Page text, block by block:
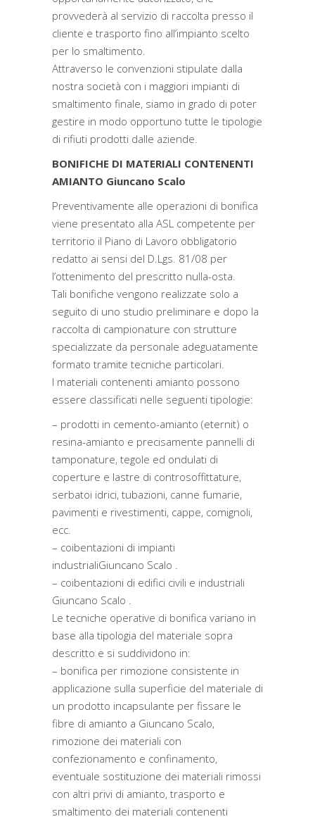
provvederà al servizio di raccolta presso il
cliente e trasporto fino all’impianto scelto
per lo smaltimento.
Attraverso le convenzioni stipulate dalla
nostra società con i maggiori impianti di
smaltimento finale, siamo in grado di poter
gestire in modo opportuno tutte le tipologie
di rifiuti prodotti dalle aziende.
BONIFICHE DI MATERIALI CONTENENTI
AMIANTO Giuncano Scalo
Preventivamente alle operazioni di bonifica
viene presentato alla ASL competente per
territorio il Piano di Lavoro obbligatorio
redatto ai sensi del D.Lgs. 81/08 per
l’ottenimento del prescritto nulla-osta.
Tali bonifiche vengono realizzate solo a
seguito di uno studio preliminare e dopo la
raccolta di campionature con strutture
specializzate da personale adeguatamente
formato tramite tecniche particolari.
I materiali contenenti amianto possono
essere classificati nelle seguenti tipologie:
– prodotti in cemento-amianto (eternit) o
resina-amianto e precisamente pannelli di
tamponature, tegole ed ondulati di
coperture e lastre di controsoffittature,
serbatoi idrici, tubazioni, canne fumarie,
pavimenti e rivestimenti, cappe, comignoli,
ecc.
– coibentazioni di impianti
industrialiGiuncano Scalo .
– coibentazioni di edifici civili e industriali
Giuncano Scalo .
Le tecniche operative di bonifica variano in
base alla tipologia del materiale sopra
descritto e si suddividono in:
– bonifica per rimozione consistente in
applicazione sulla superficie del materiale di
un prodotto incapsulante per fissare le
fibre di amianto a Giuncano Scalo,
rimozione dei materiali con
confezionamento e confinamento,
eventuale sostituzione dei materiali rimossi
con altri privi di amianto, trasporto e
smaltimento dei materiali contenenti